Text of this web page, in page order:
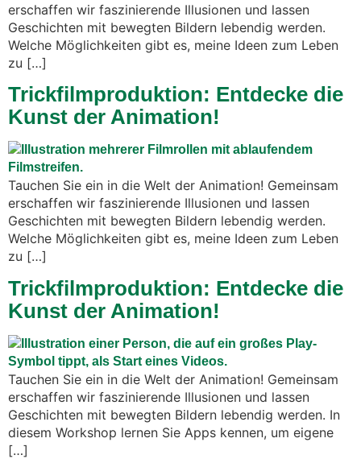
erschaffen wir faszinierende Illusionen und lassen
Geschichten mit bewegten Bildern lebendig werden.
Welche Möglichkeiten gibt es, meine Ideen zum Leben
zu […]
Trickfilmproduktion: Entdecke die
Kunst der Animation!
Tauchen Sie ein in die Welt der Animation! Gemeinsam
erschaffen wir faszinierende Illusionen und lassen
Geschichten mit bewegten Bildern lebendig werden.
Welche Möglichkeiten gibt es, meine Ideen zum Leben
zu […]
Trickfilmproduktion: Entdecke die
Kunst der Animation!
Tauchen Sie ein in die Welt der Animation! Gemeinsam
erschaffen wir faszinierende Illusionen und lassen
Geschichten mit bewegten Bildern lebendig werden. In
diesem Workshop lernen Sie Apps kennen, um eigene
[…]